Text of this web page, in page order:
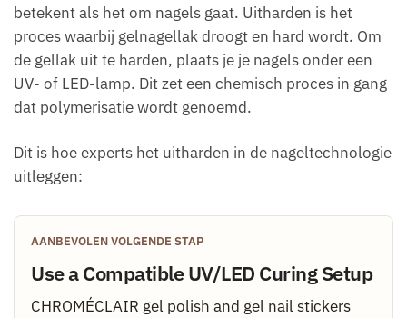
betekent als het om nagels gaat. Uitharden is het
proces waarbij gelnagellak droogt en hard wordt. Om
de gellak uit te harden, plaats je je nagels onder een
UV- of LED-lamp. Dit zet een chemisch proces in gang
dat polymerisatie wordt genoemd.
Dit is hoe experts het uitharden in de nageltechnologie
uitleggen:
AANBEVOLEN VOLGENDE STAP
Use a Compatible UV/LED Curing Setup
CHROMÉCLAIR gel polish and gel nail stickers